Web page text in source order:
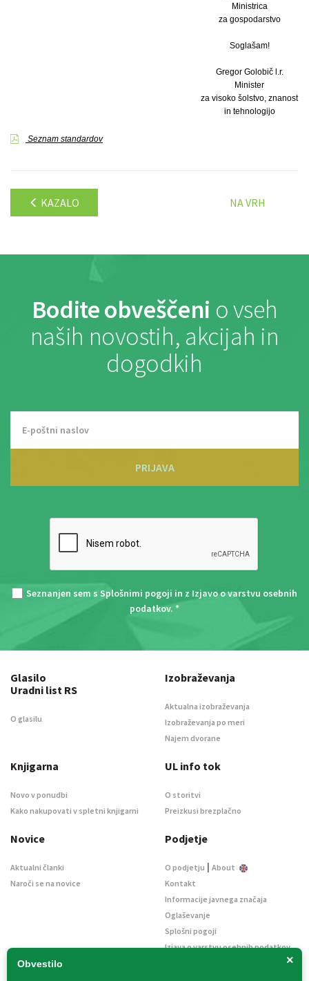
Ministrica
za gospodarstvo
Soglašam!
Gregor Golobič l.r.
Minister
za visoko šolstvo, znanost
in tehnologijo
Seznam standardov
KAZALO NA VRH
Bodite obveščeni o vseh
naših novostih, akcijah in
dogodkih
PRIJAVA
Seznanjen sem s Splošnimi pogoji in z Izjavo o varstvu osebnih
podatkov. *
×
Obvestilo
Glasilo
Uradni list RS
O glasilu
Izobraževanja
Aktualna izobraževanja
Izobraževanja po meri
Najem dvorane
Knjigarna
Novo v ponudbi
Kako nakupovati v spletni knjigarni
UL info tok
O storitvi
Preizkusi brezplačno
Novice
Aktualni članki
Naroči se na novice
Podjetje
O podjetju | About
Kontakt
Informacije javnega značaja
Oglaševanje
Splošni pogoji
Izjava o varstvu osebnih podatkov